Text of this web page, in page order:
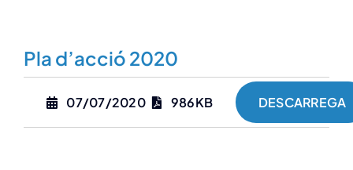
Col·labora
Publicacions
Contacte
Pla d’acció 2020
07/07/2020 986KB DESCARREGA